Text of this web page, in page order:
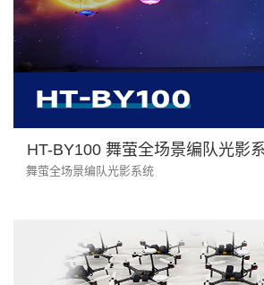
HT-BY100 舞萤全场景编队光影
舞萤全场景编队光影系统